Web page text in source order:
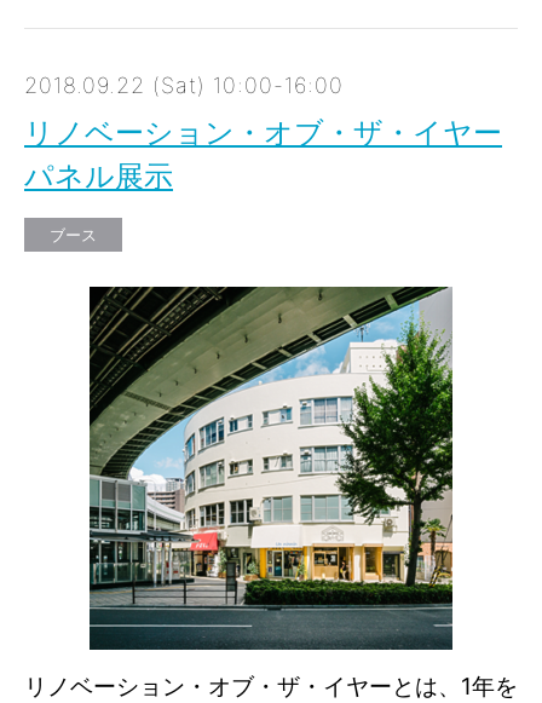
2018.09.22 (Sat) 10:00-16:00
リノベーション・オブ・ザ・イヤー
パネル展示
ブース
リノベーション・オブ・ザ・イヤーとは、1年を